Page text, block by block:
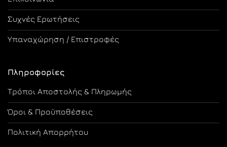
Συχνές Ερωτήσεις
Υπαναχώρηση / Επιστροφές
Πληροφορίες
Τρόποι Αποστολής & Πληρωμής
Όροι & Προϋποθέσεις
Πολιτική Απορρήτου